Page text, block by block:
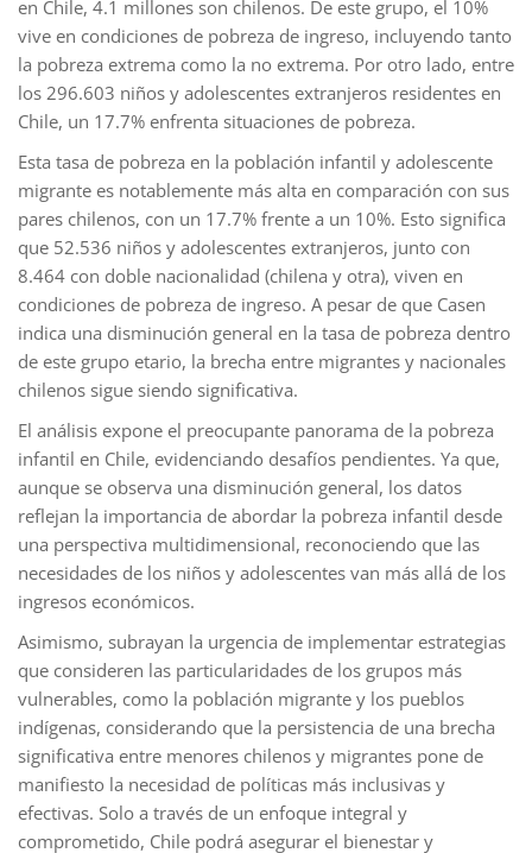
en Chile, 4.1 millones son chilenos. De este grupo, el 10%
vive en condiciones de pobreza de ingreso, incluyendo tanto
la pobreza extrema como la no extrema. Por otro lado, entre
los 296.603 niños y adolescentes extranjeros residentes en
Chile, un 17.7% enfrenta situaciones de pobreza.
Esta tasa de pobreza en la población infantil y adolescente
migrante es notablemente más alta en comparación con sus
pares chilenos, con un 17.7% frente a un 10%. Esto significa
que 52.536 niños y adolescentes extranjeros, junto con
8.464 con doble nacionalidad (chilena y otra), viven en
condiciones de pobreza de ingreso. A pesar de que Casen
indica una disminución general en la tasa de pobreza dentro
de este grupo etario, la brecha entre migrantes y nacionales
chilenos sigue siendo significativa.
El análisis expone el preocupante panorama de la pobreza
infantil en Chile, evidenciando desafíos pendientes. Ya que,
aunque se observa una disminución general, los datos
reflejan la importancia de abordar la pobreza infantil desde
una perspectiva multidimensional, reconociendo que las
necesidades de los niños y adolescentes van más allá de los
ingresos económicos.
Asimismo, subrayan la urgencia de implementar estrategias
que consideren las particularidades de los grupos más
vulnerables, como la población migrante y los pueblos
indígenas, considerando que la persistencia de una brecha
significativa entre menores chilenos y migrantes pone de
manifiesto la necesidad de políticas más inclusivas y
efectivas. Solo a través de un enfoque integral y
comprometido, Chile podrá asegurar el bienestar y